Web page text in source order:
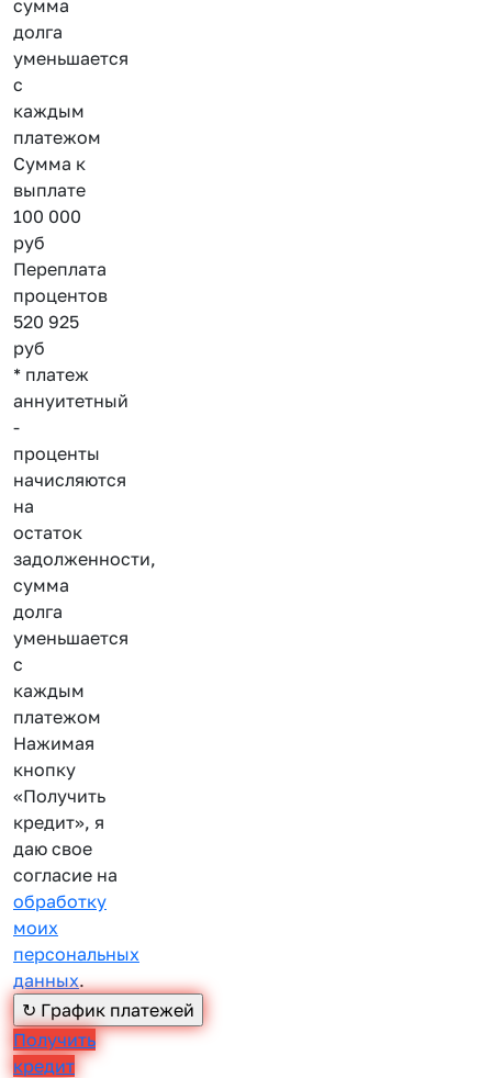
сумма
долга
уменьшается
с
каждым
платежом
Сумма к
выплате
100 000
руб
Переплата
процентов
520 925
руб
* платеж
аннуитетный
-
проценты
начисляются
на
остаток
задолженности,
сумма
долга
уменьшается
с
каждым
платежом
Нажимая
кнопку
«Получить
кредит», я
даю свое
согласие на
обработку
моих
персональных
данных.
Получить
кредит